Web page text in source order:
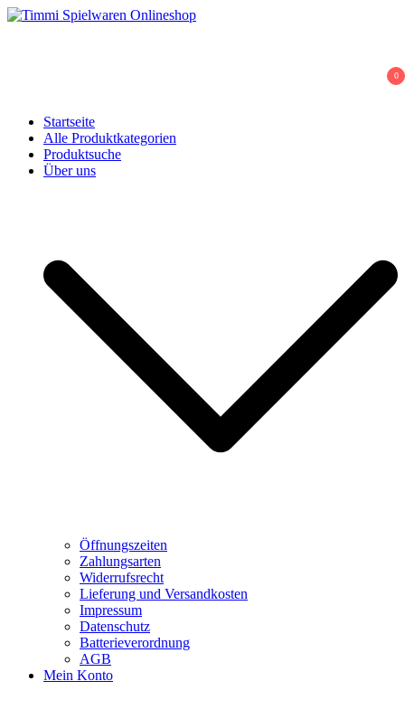
Skip
0
Startseite
Alle Produktkategorien
Produktsuche
Über uns
Öffnungszeiten
Zahlungsarten
Widerrufsrecht
Lieferung und Versandkosten
Impressum
Datenschutz
Batterieverordnung
AGB
Mein Konto